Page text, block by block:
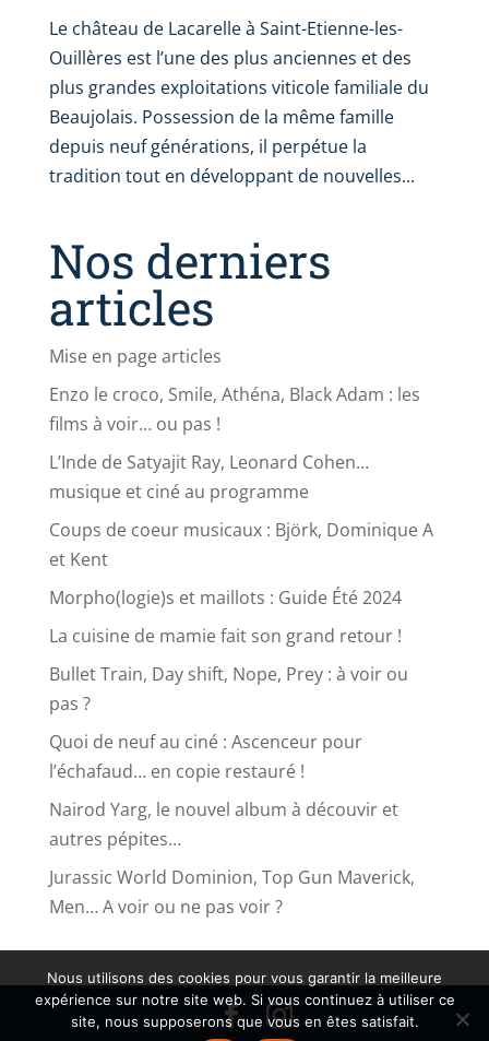
Le château de Lacarelle à Saint-Etienne-les-
Ouillères est l’une des plus anciennes et des
plus grandes exploitations viticole familiale du
Beaujolais. Possession de la même famille
depuis neuf générations, il perpétue la
tradition tout en développant de nouvelles...
Nos derniers
articles
Mise en page articles
Enzo le croco, Smile, Athéna, Black Adam : les
films à voir… ou pas !
L’Inde de Satyajit Ray, Leonard Cohen…
musique et ciné au programme
Coups de coeur musicaux : Björk, Dominique A
et Kent
Morpho(logie)s et maillots : Guide Été 2024
La cuisine de mamie fait son grand retour !
Bullet Train, Day shift, Nope, Prey : à voir ou
pas ?
Quoi de neuf au ciné : Ascenceur pour
l’échafaud… en copie restauré !
Nairod Yarg, le nouvel album à découvir et
autres pépites…
Jurassic World Dominion, Top Gun Maverick,
Men… A voir ou ne pas voir ?
Nous utilisons des cookies pour vous garantir la meilleure
expérience sur notre site web. Si vous continuez à utiliser ce
site, nous supposerons que vous en êtes satisfait.